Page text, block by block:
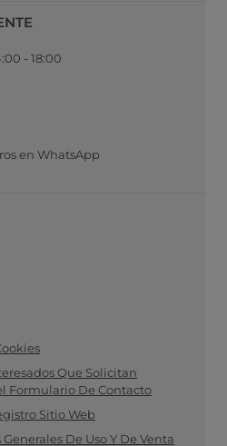
- 18:00
en WhatsApp
Que Solicitan
Formulario De Contacto
Sitio Web
De Uso Y De Venta